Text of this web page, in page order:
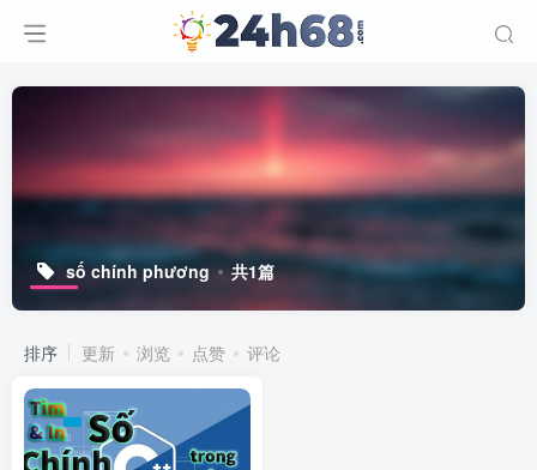
số chính phương 共1篇
排序 更新 浏览 点赞 评论